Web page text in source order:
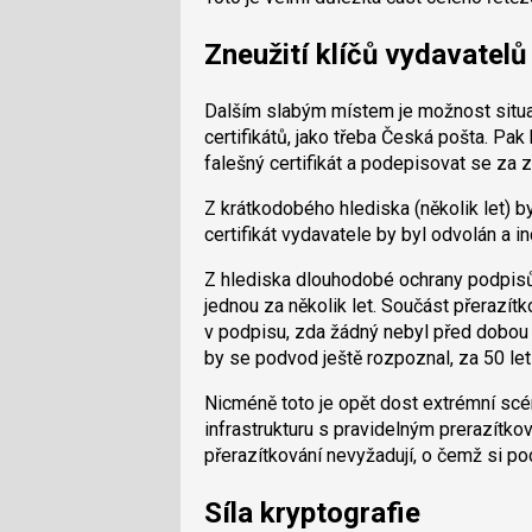
Zneužití klíčů
Dalším slabým místem je možnost
certifikátů, jako třeba Česká pošta.
falešný certifikát a podepisovat se za
Z krátkodobého hlediska (několik let)
certifikát vydavatele by byl odvolán a
Z hlediska dlouhodobé ochrany
jednou za několik let. Součást
v podpisu, zda žádný nebyl před
by se podvod ještě rozpoznal, za 50
Nicméně toto je opět dost extrémní
infrastrukturu s pravidelným
přerazítkování nevyžadují, o čemž si
Síla kryptografie